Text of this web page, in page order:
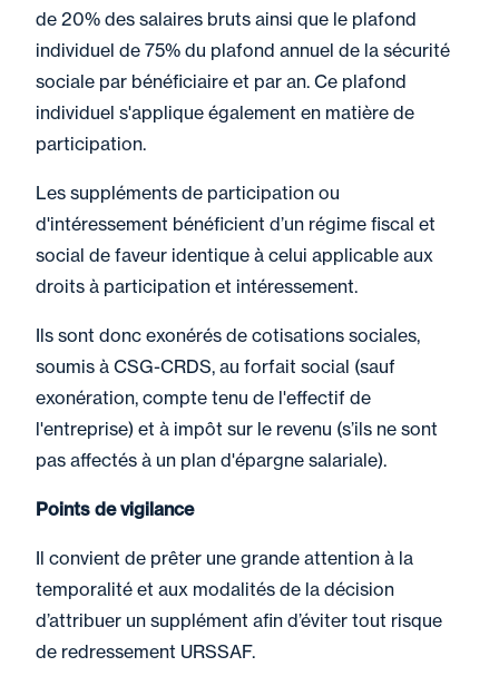
de 20% des salaires bruts ainsi que le plafond
individuel de 75% du plafond annuel de la sécurité
sociale par bénéficiaire et par an. Ce plafond
individuel s'applique également en matière de
participation.
Les suppléments de participation ou
d'intéressement bénéficient d’un régime fiscal et
social de faveur identique à celui applicable aux
droits à participation et intéressement.
Ils sont donc exonérés de cotisations sociales,
soumis à CSG-CRDS, au forfait social (sauf
exonération, compte tenu de l'effectif de
l'entreprise) et à impôt sur le revenu (s’ils ne sont
pas affectés à un plan d'épargne salariale).
Points de vigilance
Il convient de prêter une grande attention à la
temporalité et aux modalités de la décision
d’attribuer un supplément afin d’éviter tout risque
de redressement URSSAF.